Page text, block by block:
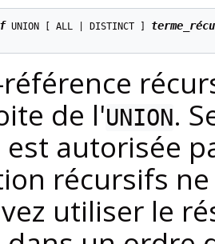
UNION [ ALL | DISTINCT ]
de l'UNION.
est autorisée
récursifs
utiliser le